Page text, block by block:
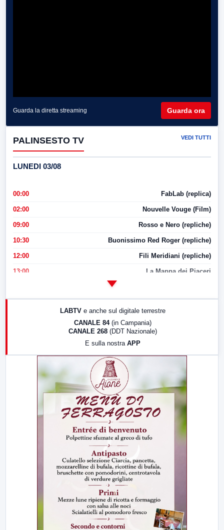
Guarda la diretta streaming Guarda ora
PALINSESTO TV VEDI TUTTI
LUNEDI 03/08
00:00 FabLab (replica)
02:00 Nouvelle Vouge (Film)
09:00 Rosso e Nero (repliche)
10:30 Buonissimo Red Roger (repliche)
12:00 Fili Meridiani (repliche)
13:00 La Mappa dei Piaceri
LABTV e anche sul digitale terrestre
CANALE 84 (in Campania)
CANALE 268 (DDT Nazionale)
E sulla nostra APP